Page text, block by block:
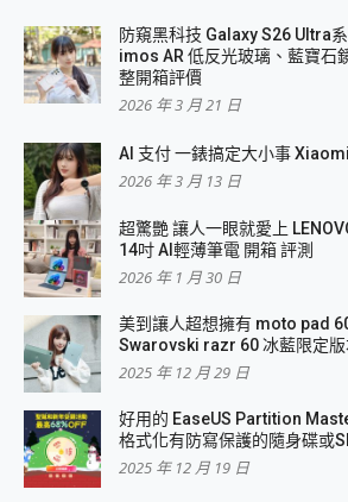
防窺黑科技 Galaxy S26 Ultra
imos AR 低反光玻璃、藍寶石
整開箱評價
2026 年 3 月 21 日
AI 支付 一錶搞定大小事
2026 年 3 月 13 日
超驚艷 讓人一眼就愛上
14吋 AI輕薄筆電 開箱 評測
2026 年 1 月 30 日
美到讓人超想擁有 moto pad
Swarovski razr 60 冰藍限定版
2025 年 12 月 29 日
好用的 EaseUS Partition
格式化有防寫保護的隨身碟或
2025 年 12 月 19 日